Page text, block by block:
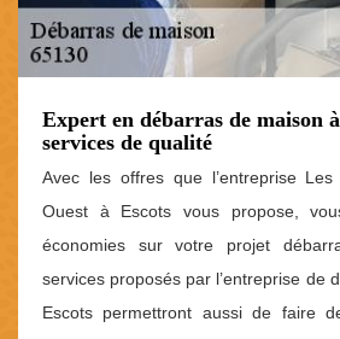
Expert en débarras de maison
services de qualité
Avec les offres que l’entreprise
Ouest à Escots vous propose,
économies sur votre projet
services proposés par l’entreprise de
Escots permettront aussi de faire